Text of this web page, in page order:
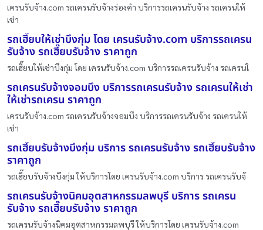
เครนรับจ้าง.com รถเครนรับจ้างร่องคำ บริการรถเครนรับจ้าง รถเครนให้
เช่า
รถเฮี๊ยบให้เช่าบึงกุ่ม โดย เครนรับจ้าง.com บริการรถเครน
รับจ้าง รถเฮี๊ยบรับจ้าง ราคาถูก
รถเฮี๊ยบให้เช่าบึงกุ่ม โดย เครนรับจ้าง.com บริการรถเครนรับจ้าง รถเครนใ
รถเครนรับจ้างจอมบึง บริการรถเครนรับจ้าง รถเครนให้เช่า
ให้เช่ารถเครน ราคาถูก
เครนรับจ้าง.com รถเครนรับจ้างจอมบึง บริการรถเครนรับจ้าง รถเครนให้
เช่า
รถเฮี๊ยบรับจ้างบึงกุ่ม บริการ รถเครนรับจ้าง รถเฮี๊ยบรับจ้าง
ราคาถูก
รถเฮี๊ยบรับจ้างบึงกุ่ม ให้บริการโดย เครนรับจ้าง.com บริการ รถเครนรับจ้
รถเครนรับจ้างนิคมอุตสาหกรรมลพบุรี บริการ รถเครน
รับจ้าง รถเฮี๊ยบรับจ้าง ราคาถูก
รถเครนรับจ้างนิคมอุตสาหกรรมลพบุรี ให้บริการโดย เครนรับจ้าง.com